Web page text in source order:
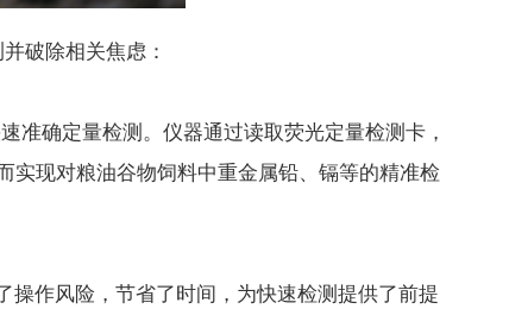
破除相关焦虑：
确定量检测。仪器通过读取荧光定量检测卡，
实现对粮油谷物饲料中重金属铅、镉等的精准检
作风险，节省了时间，为快速检测提供了前提